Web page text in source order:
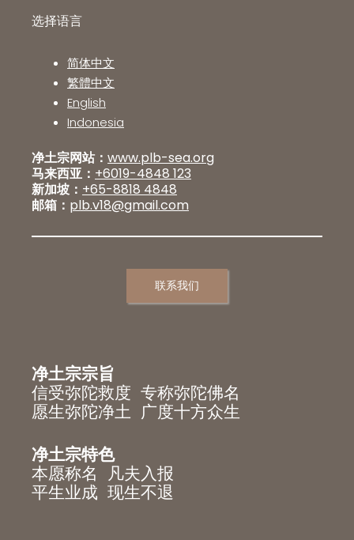
选择语言
简体中文
繁體中文
English
Indonesia
净土宗网站： www.plb-sea.org
马来西亚： +6019-4848 123
新加坡： +65-8818 4848
邮箱： plb.v18@gmail.com
联系我们
净土宗宗旨
信受弥陀救度 专称弥陀佛名
愿生弥陀净土 广度十方众生
净土宗特色
本愿称名 凡夫入报
平生业成 现生不退